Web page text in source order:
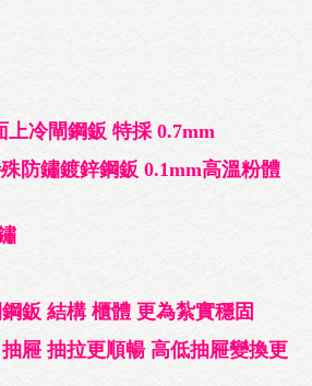
冷閘鋼鈑 特採 0.7mm
防鏽鍍鋅鋼鈑 0.1mm高溫粉體
鈑 結構 櫃體 更為紮實穩固
屜 抽拉更順暢 高低抽屜變換更